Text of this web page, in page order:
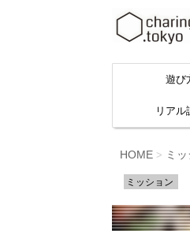
遊び
リアル
HOME > ミ
ミッション